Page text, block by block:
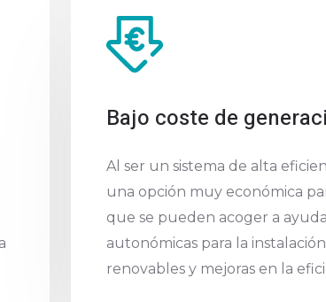
Bajo coste de
Al ser un sistema de alta
una opción muy económica
que se pueden acoger a
autonómicas para la
renovables y mejoras en la